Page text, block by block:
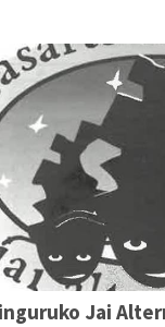
Jai